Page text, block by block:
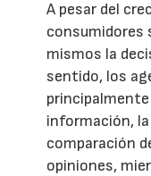
A pesar del
consumidores
mismos la
sentido, los
principalmente
información,
comparación
opiniones,